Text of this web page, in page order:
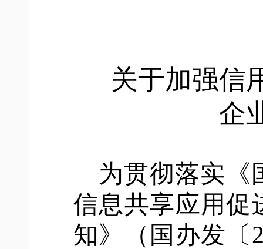
关于加强信
企
为贯彻落实《
信息共享应用促
知》（国办发〔